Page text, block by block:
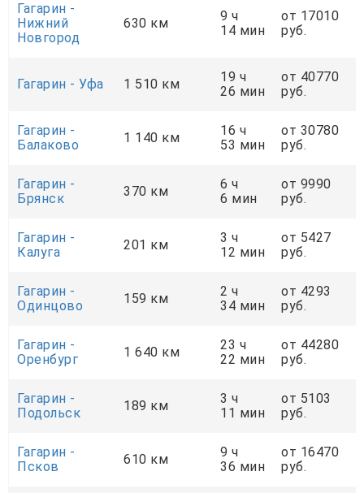
Гагарин -
Нижний
Новгород
630 км
9 ч
14 мин
от 17010
руб.
Гагарин - Уфа 1 510 км
19 ч
26 мин
от 40770
руб.
Гагарин -
Балаково
1 140 км
16 ч
53 мин
от 30780
руб.
Гагарин -
Брянск
370 км
6 ч
6 мин
от 9990
руб.
Гагарин -
Калуга
201 км
3 ч
12 мин
от 5427
руб.
Гагарин -
Одинцово
159 км
2 ч
34 мин
от 4293
руб.
Гагарин -
Оренбург
1 640 км
23 ч
22 мин
от 44280
руб.
Гагарин -
Подольск
189 км
3 ч
11 мин
от 5103
руб.
Гагарин -
Псков
610 км
9 ч
36 мин
от 16470
руб.